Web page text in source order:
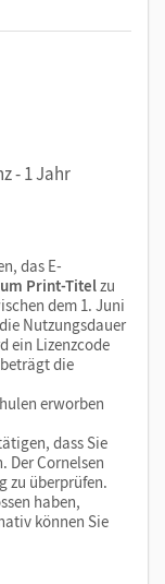
- 1 Jahr
das E-
Print-Titelzu
dem 1. Juni
Nutzungsdauer
ein Lizenzcode
die
erworben
dass Sie
Der Cornelsen
zu überprüfen.
haben,
können Sie